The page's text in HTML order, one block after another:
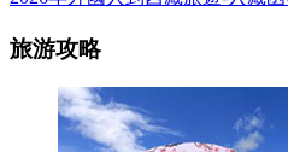
旅游攻略